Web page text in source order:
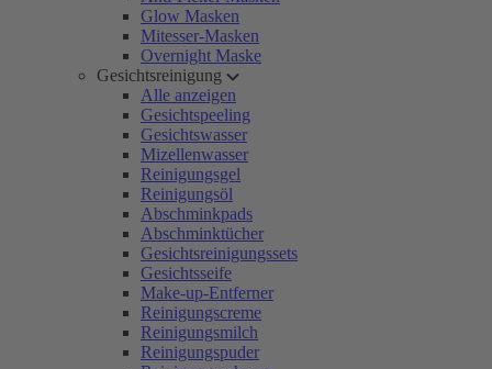
Glow Masken
Mitesser-Masken
Overnight Maske
Gesichtsreinigung
Alle anzeigen
Gesichtspeeling
Gesichtswasser
Mizellenwasser
Reinigungsgel
Reinigungsöl
Abschminkpads
Abschminktücher
Gesichtsreinigungssets
Gesichtsseife
Make-up-Entferner
Reinigungscreme
Reinigungsmilch
Reinigungspuder